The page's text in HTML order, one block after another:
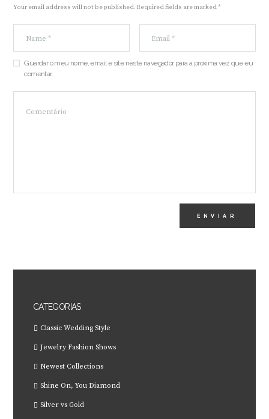
Your email address will not be published. Required fields are marked *
Guardar o meu nome, email e site neste navegador para a próxima vez que eu
comentar.
CATEGORIAS
Classic Wedding Style
Jewelry Fashion Shows
Newest Collections
Shine On, You Diamond
Silver vs Gold